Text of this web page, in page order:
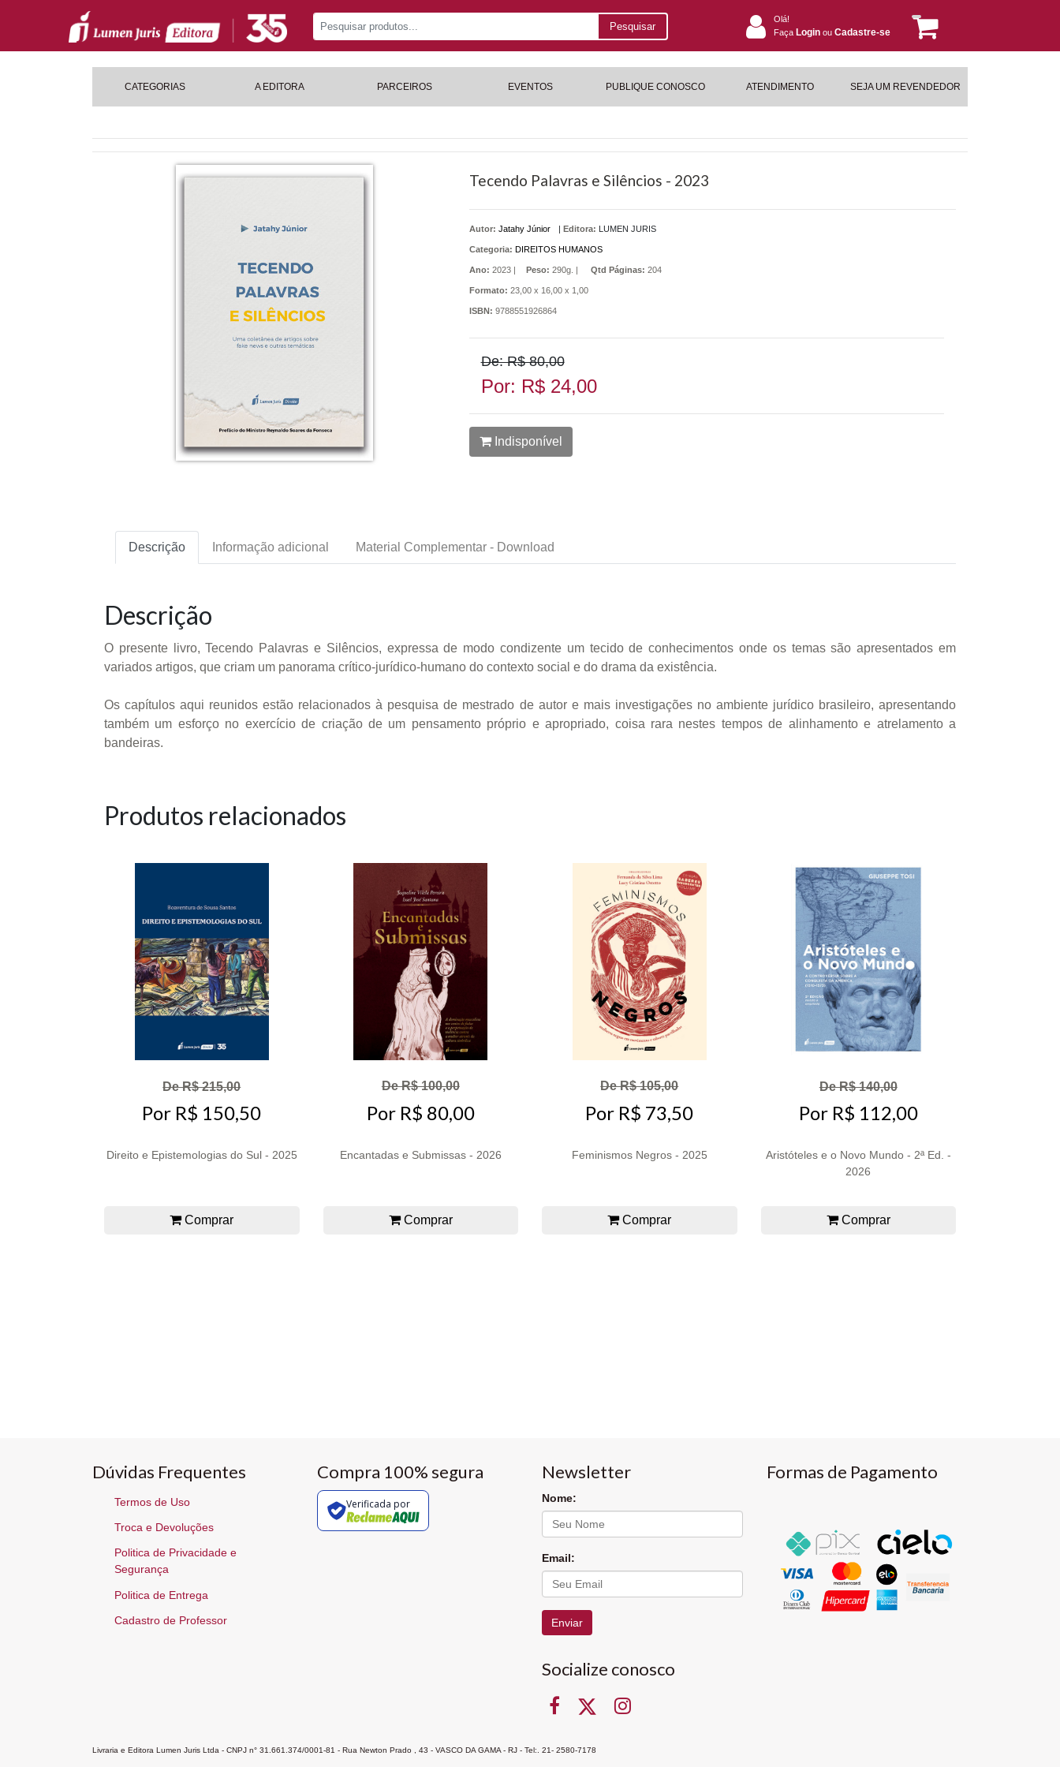
Pesquisar
Olá!
Faça Login ou Cadastre-se
CATEGORIAS A EDITORA PARCEIROS EVENTOS PUBLIQUE CONOSCO ATENDIMENTO SEJA UM REVENDEDOR
Tecendo Palavras e Silêncios - 2023
Autor: Jatahy Júnior | Editora: LUMEN JURIS
Categoria: DIREITOS HUMANOS
Ano: 2023 | Peso: 290g. | Qtd Páginas: 204
Formato: 23,00 x 16,00 x 1,00
ISBN: 9788551926864
De: R$ 80,00
Por: R$ 24,00
Indisponível
Descrição Informação adicional Material Complementar - Download
Descrição
O presente livro, Tecendo Palavras e Silêncios, expressa de modo condizente um tecido de conhecimentos onde os temas são apresentados em
variados artigos, que criam um panorama crítico-jurídico-humano do contexto social e do drama da existência.
Os capítulos aqui reunidos estão relacionados à pesquisa de mestrado de autor e mais investigações no ambiente jurídico brasileiro, apresentando
também um esforço no exercício de criação de um pensamento próprio e apropriado, coisa rara nestes tempos de alinhamento e atrelamento a
bandeiras.
Produtos relacionados
De R$ 215,00
Por R$ 150,50
Direito e Epistemologias do Sul - 2025
Comprar
De R$ 100,00
Por R$ 80,00
Encantadas e Submissas - 2026
Comprar
De R$ 105,00
Por R$ 73,50
Feminismos Negros - 2025
Comprar
De R$ 140,00
Por R$ 112,00
Aristóteles e o Novo Mundo - 2ª Ed. -
2026
Comprar
Dúvidas Frequentes
Termos de Uso
Troca e Devoluções
Politica de Privacidade e
Segurança
Politica de Entrega
Cadastro de Professor
Compra 100% segura
Verificada por
Newsletter
Nome:
Email:
Enviar
Socialize conosco
Formas de Pagamento
Livraria e Editora Lumen Juris Ltda - CNPJ n° 31.661.374/0001-81 - Rua Newton Prado , 43 - VASCO DA GAMA - RJ - Tel:. 21- 2580-7178